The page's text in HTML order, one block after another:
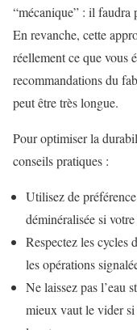
“mécanique” : il faudra
En revanche, cette
réellement ce que vous
recommandations du
peut être très longue.
Pour optimiser la
conseils pratiques :
Utilisez de
déminéralisée si
Respectez les cycles
les opérations
Ne laissez pas l’eau
mieux vaut le vider si